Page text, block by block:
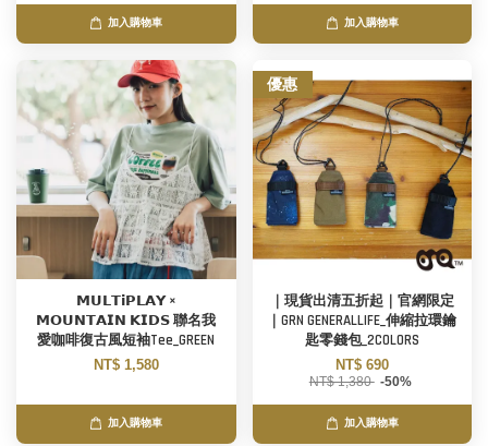
加入購物車 加入購物車
𝗠𝗨𝗟𝗧𝗶𝗣𝗟𝗔𝗬 ×
𝗠𝗢𝗨𝗡𝗧𝗔𝗜𝗡 𝗞𝗜𝗗𝗦 聯名我
愛咖啡復古風短袖Tee_GREEN
NT$ 1,580
加入購物車
優惠
｜現貨出清五折起｜官網限定
｜GRN GENERALLIFE_伸縮拉環鑰
匙零錢包_2COLORS
NT$ 690
NT$ 1,380 -50%
加入購物車